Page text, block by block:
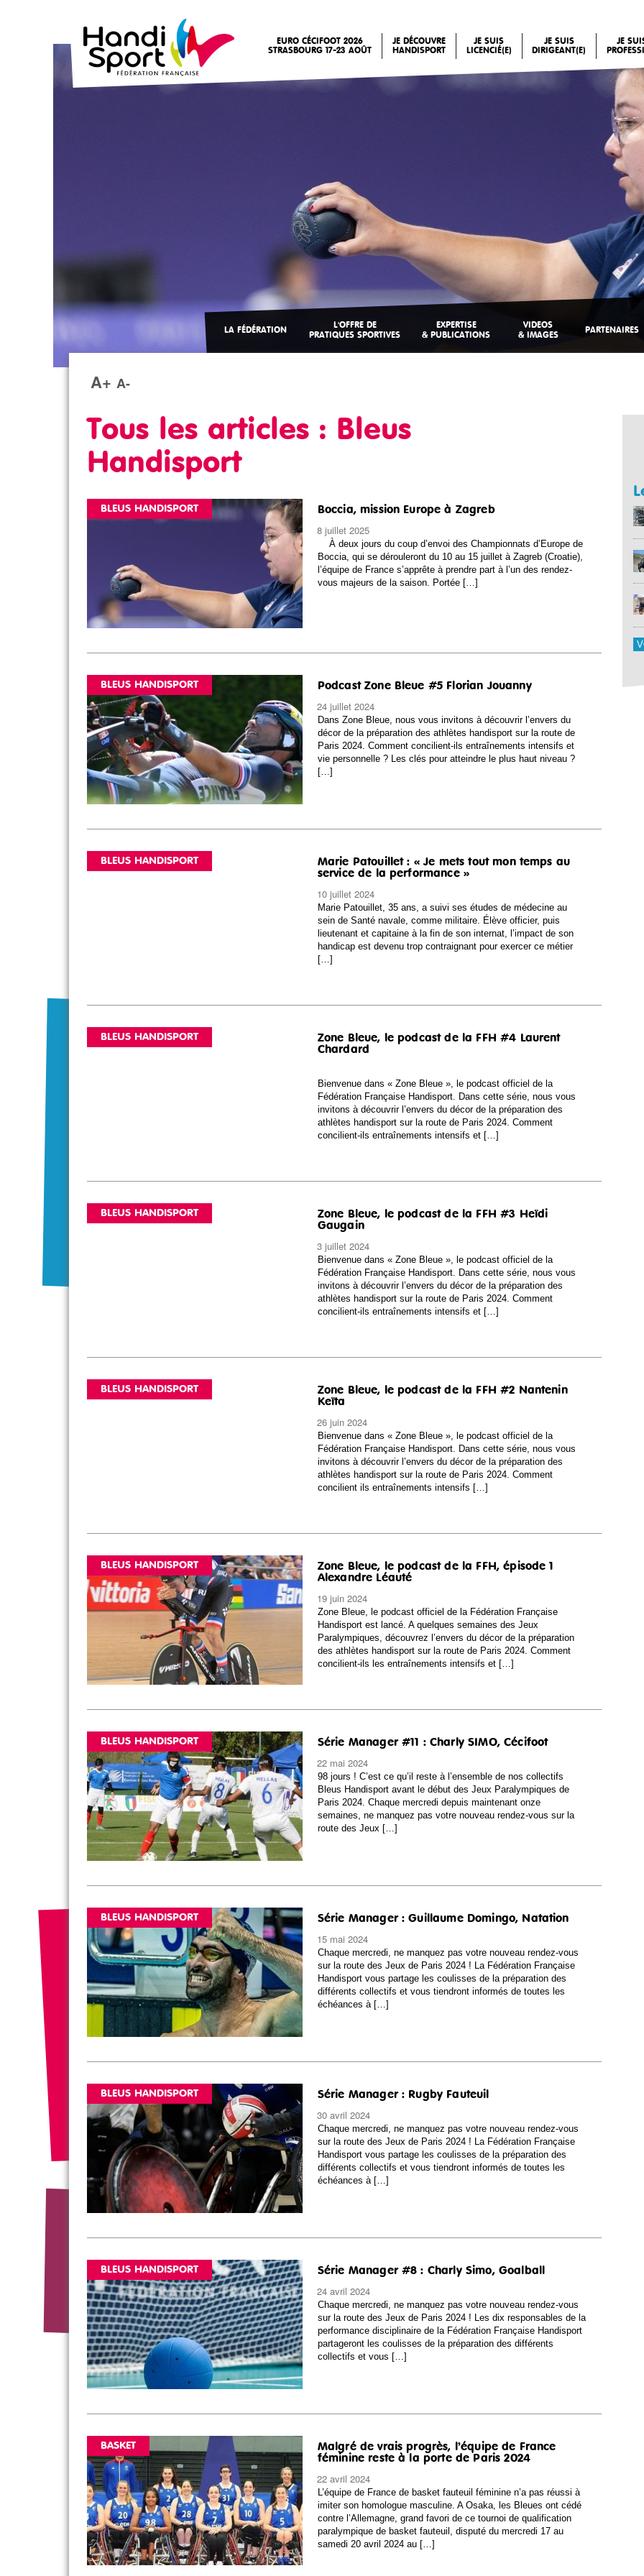
EURO CÉCIFOOT 2026
STRASBOURG 17-23 AOÛT
JE DÉCOUVRE
HANDISPORT
JE SUIS
LICENCIÉ(E)
JE SUIS
DIRIGEANT(E)
JE
LA FÉDÉRATION
L'OFFRE DE
PRATIQUES SPORTIVES
EXPERTISE
& PUBLICATIONS
VIDEOS
& IMAGES
PARTENAIRES
A+ A-
Tous les articles : Bleus
Handisport
BLEUS HANDISPORT Boccia, mission Europe à Zagreb
8 juillet 2025
À deux jours du coup d’envoi des Championnats d’Europe de
Boccia, qui se dérouleront du 10 au 15 juillet à Zagreb (Croatie),
l’équipe de France s’apprête à prendre part à l’un des rendez-
vous majeurs de la saison. Portée […]
BLEUS HANDISPORT Podcast Zone Bleue #5 Florian Jouanny
24 juillet 2024
Dans Zone Bleue, nous vous invitons à découvrir l’envers du
décor de la préparation des athlètes handisport sur la route de
Paris 2024. Comment concilient-ils entraînements intensifs et
vie personnelle ? Les clés pour atteindre le plus haut niveau ?
[…]
BLEUS HANDISPORT
Marie Patouillet : « Je mets tout mon temps au
service de la performance »
10 juillet 2024
Marie Patouillet, 35 ans, a suivi ses études de médecine au
sein de Santé navale, comme militaire. Élève officier, puis
lieutenant et capitaine à la fin de son internat, l’impact de son
handicap est devenu trop contraignant pour exercer ce métier
[…]
BLEUS HANDISPORT
Zone Bleue, le podcast de la FFH #4 Laurent
Chardard
Bienvenue dans « Zone Bleue », le podcast officiel de la
Fédération Française Handisport. Dans cette série, nous vous
invitons à découvrir l’envers du décor de la préparation des
athlètes handisport sur la route de Paris 2024. Comment
concilient-ils entraînements intensifs et […]
BLEUS HANDISPORT
Zone Bleue, le podcast de la FFH #3 Heïdi
Gaugain
3 juillet 2024
Bienvenue dans « Zone Bleue », le podcast officiel de la
Fédération Française Handisport. Dans cette série, nous vous
invitons à découvrir l’envers du décor de la préparation des
athlètes handisport sur la route de Paris 2024. Comment
concilient-ils entraînements intensifs et […]
BLEUS HANDISPORT
Zone Bleue, le podcast de la FFH #2 Nantenin
Keïta
26 juin 2024
Bienvenue dans « Zone Bleue », le podcast officiel de la
Fédération Française Handisport. Dans cette série, nous vous
invitons à découvrir l’envers du décor de la préparation des
athlètes handisport sur la route de Paris 2024. Comment
concilient ils entraînements intensifs […]
BLEUS HANDISPORT
Zone Bleue, le podcast de la FFH, épisode 1
Alexandre Léauté
19 juin 2024
Zone Bleue, le podcast officiel de la Fédération Française
Handisport est lancé. A quelques semaines des Jeux
Paralympiques, découvrez l’envers du décor de la préparation
des athlètes handisport sur la route de Paris 2024. Comment
concilient-ils les entraînements intensifs et […]
BLEUS HANDISPORT Série Manager #11 : Charly SIMO, Cécifoot
22 mai 2024
98 jours ! C’est ce qu’il reste à l’ensemble de nos collectifs
Bleus Handisport avant le début des Jeux Paralympiques de
Paris 2024. Chaque mercredi depuis maintenant onze
semaines, ne manquez pas votre nouveau rendez-vous sur la
route des Jeux […]
BLEUS HANDISPORT Série Manager : Guillaume Domingo, Natation
15 mai 2024
Chaque mercredi, ne manquez pas votre nouveau rendez-vous
sur la route des Jeux de Paris 2024 ! La Fédération Française
Handisport vous partage les coulisses de la préparation des
différents collectifs et vous tiendront informés de toutes les
échéances à […]
BLEUS HANDISPORT Série Manager : Rugby Fauteuil
30 avril 2024
Chaque mercredi, ne manquez pas votre nouveau rendez-vous
sur la route des Jeux de Paris 2024 ! La Fédération Française
Handisport vous partage les coulisses de la préparation des
différents collectifs et vous tiendront informés de toutes les
échéances à […]
BLEUS HANDISPORT Série Manager #8 : Charly Simo, Goalball
24 avril 2024
Chaque mercredi, ne manquez pas votre nouveau rendez-vous
sur la route des Jeux de Paris 2024 ! Les dix responsables de la
performance disciplinaire de la Fédération Française Handisport
partageront les coulisses de la préparation des différents
collectifs et vous […]
BASKET
Malgré de vrais progrès, l’équipe de France
féminine reste à la porte de Paris 2024
22 avril 2024
L’équipe de France de basket fauteuil féminine n’a pas réussi à
imiter son homologue masculine. A Osaka, les Bleues ont cédé
contre l’Allemagne, grand favori de ce tournoi de qualification
paralympique de basket fauteuil, disputé du mercredi 17 au
samedi 20 avril 2024 au […]